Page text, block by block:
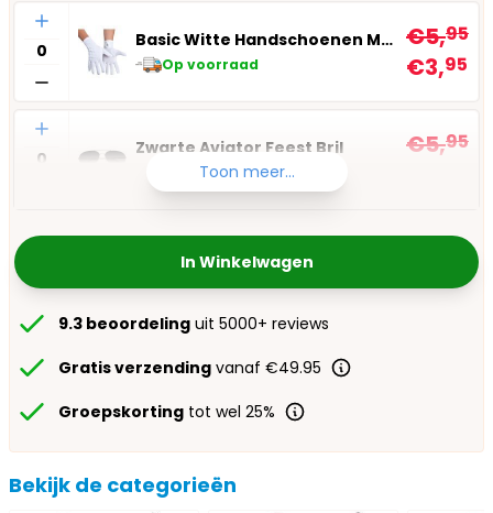
Aantal
Basic Witte Handschoenen Medium
Op voorraad
€5,95
€3,95
Aantal
Zwarte Aviator Feest Bril
Op voorraad
€5,95
Toon meer...
In Winkelwagen
9.3 beoordeling uit 5000+ reviews
Gratis verzending vanaf €49.95
Groepskorting tot wel 25%
Bekijk de categorieën